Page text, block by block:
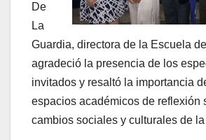
De
La
Guardia, directora de la Escuela
agradeció la presencia de los
invitados y resaltó la importancia
espacios académicos de reflexión
cambios sociales y culturales de